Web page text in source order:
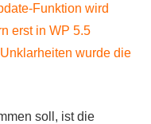
Funktion wird
erst in WP 5.5
wurde die
soll, ist die